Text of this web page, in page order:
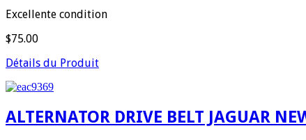
Excellente condition
$75.00
Détails du Produit
ALTERNATOR DRIVE BELT JAGUAR